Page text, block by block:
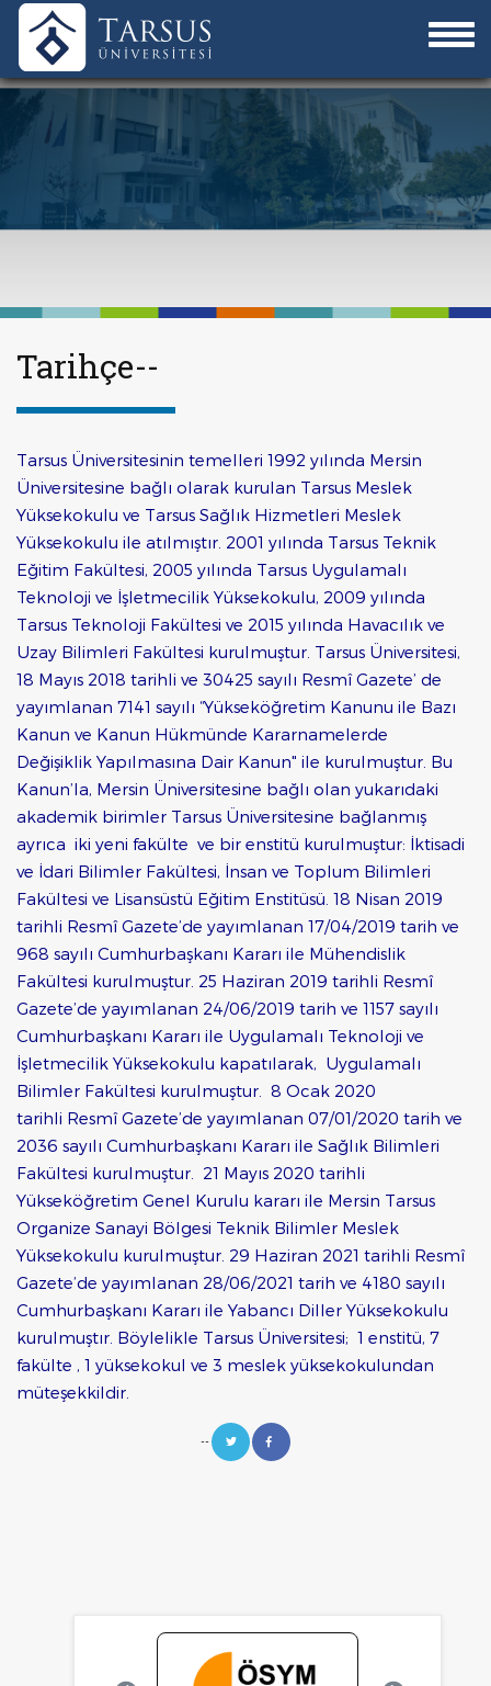
Tarihçe--
Tarsus Üniversitesinin temelleri 1992 yılında Mersin
Üniversitesine bağlı olarak kurulan Tarsus Meslek
Yüksekokulu ve Tarsus Sağlık Hizmetleri Meslek
Yüksekokulu ile atılmıştır. 2001 yılında Tarsus Teknik
Eğitim Fakültesi, 2005 yılında Tarsus Uygulamalı
Teknoloji ve İşletmecilik Yüksekokulu, 2009 yılında
Tarsus Teknoloji Fakültesi ve 2015 yılında Havacılık ve
Uzay Bilimleri Fakültesi kurulmuştur. Tarsus Üniversitesi,
18 Mayıs 2018 tarihli ve 30425 sayılı Resmî Gazete’ de
yayımlanan 7141 sayılı “Yükseköğretim Kanunu ile Bazı
Kanun ve Kanun Hükmünde Kararnamelerde
Değişiklik Yapılmasına Dair Kanun" ile kurulmuştur. Bu
Kanun’la, Mersin Üniversitesine bağlı olan yukarıdaki
akademik birimler Tarsus Üniversitesine bağlanmış
ayrıca iki yeni fakülte ve bir enstitü kurulmuştur: İktisadi
ve İdari Bilimler Fakültesi, İnsan ve Toplum Bilimleri
Fakültesi ve Lisansüstü Eğitim Enstitüsü. 18 Nisan 2019
tarihli Resmî Gazete’de yayımlanan 17/04/2019 tarih ve
968 sayılı Cumhurbaşkanı Kararı ile Mühendislik
Fakültesi kurulmuştur. 25 Haziran 2019 tarihli Resmî
Gazete’de yayımlanan 24/06/2019 tarih ve 1157 sayılı
Cumhurbaşkanı Kararı ile Uygulamalı Teknoloji ve
İşletmecilik Yüksekokulu kapatılarak, Uygulamalı
Bilimler Fakültesi kurulmuştur. 8 Ocak 2020
tarihli Resmî Gazete’de yayımlanan 07/01/2020 tarih ve
2036 sayılı Cumhurbaşkanı Kararı ile Sağlık Bilimleri
Fakültesi kurulmuştur. 21 Mayıs 2020 tarihli
Yükseköğretim Genel Kurulu kararı ile Mersin Tarsus
Organize Sanayi Bölgesi Teknik Bilimler Meslek
Yüksekokulu kurulmuştur. 29 Haziran 2021 tarihli Resmî
Gazete’de yayımlanan 28/06/2021 tarih ve 4180 sayılı
Cumhurbaşkanı Kararı ile Yabancı Diller Yüksekokulu
kurulmuştır. Böylelikle Tarsus Üniversitesi; 1 enstitü, 7
fakülte , 1 yüksekokul ve 3 meslek yüksekokulundan
müteşekkildir.
--